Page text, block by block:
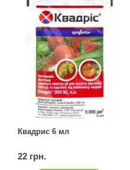
Квадрис 6 мл
22 грн.